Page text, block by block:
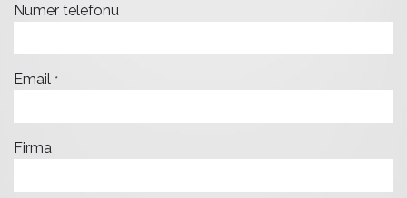
Numer telefonu
Email *
Firma